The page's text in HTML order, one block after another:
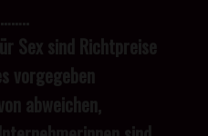
Sex sind Richtpreise
vorgegeben
abweichen,